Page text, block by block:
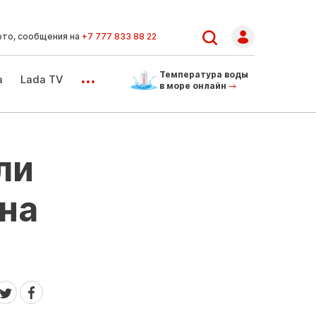
сообщения на +7 777 833 88 22
Lada TV ...
Температура воды
в море онлайн